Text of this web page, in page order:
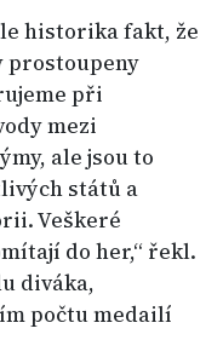
historika fakt, že
prostoupeny
při
mezi
ale jsou to
států a
Veškeré
do her,“ řekl.
diváka,
počtu medailí